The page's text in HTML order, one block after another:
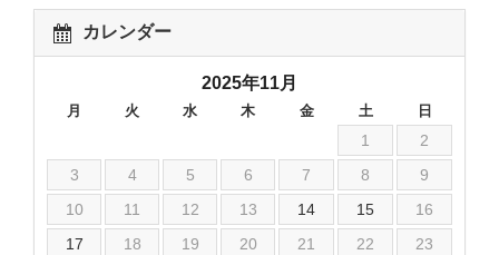
カレンダー
2025年11月
月 火 水 木 金 土 日
1
2
3
4 5 6 7 8
9
10
11 12 13 14 15
16
17
18 19 20 21 22
23